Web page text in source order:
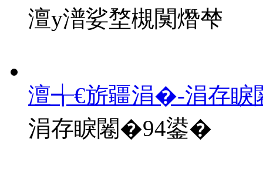
澶у潽娑堥槻闃熸梺
澶╅€旂疆涓�-涓存睙
涓存睙闂�94鍙�